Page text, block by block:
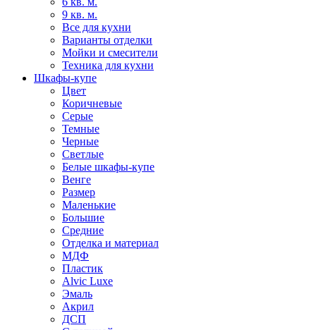
9 кв. м.
Все для кухни
Варианты отделки
Мойки и смесители
Техника для кухни
Шкафы-купе
Цвет
Коричневые
Серые
Темные
Черные
Светлые
Белые шкафы-купе
Венге
Размер
Маленькие
Большие
Средние
Отделка и материал
МДФ
Пластик
Alvic Luxe
Эмаль
Акрил
ДСП